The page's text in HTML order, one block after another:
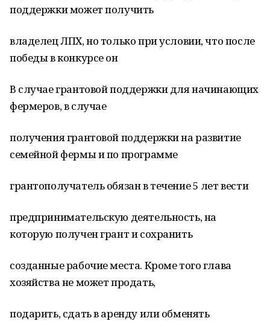
поддержки может получить
владелец ЛПХ, но только при условии, что после
победы в конкурсе он
В случае грантовой поддержки для начинающих
фермеров, в случае
получения грантовой поддержки на развитие
семейной фермы и по программе
грантополучатель обязан в течение 5 лет вести
предпринимательскую деятельность, на
которую получен грант и сохранить
созданные рабочие места. Кроме того глава
хозяйства не может продать,
подарить, сдать в аренду или обменять